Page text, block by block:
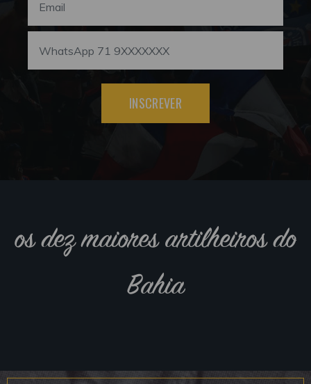
INSCREVER
os dez maiores artilheiros do
Bahia